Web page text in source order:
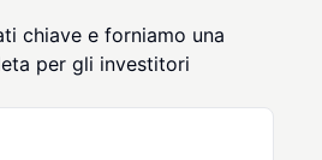
chiave e forniamo una
per gli investitori